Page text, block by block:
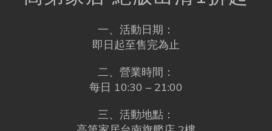
一、活動日期：
即日起至售完為止
二、營業時間：
每日 10:30 – 21:00
三、活動地點：